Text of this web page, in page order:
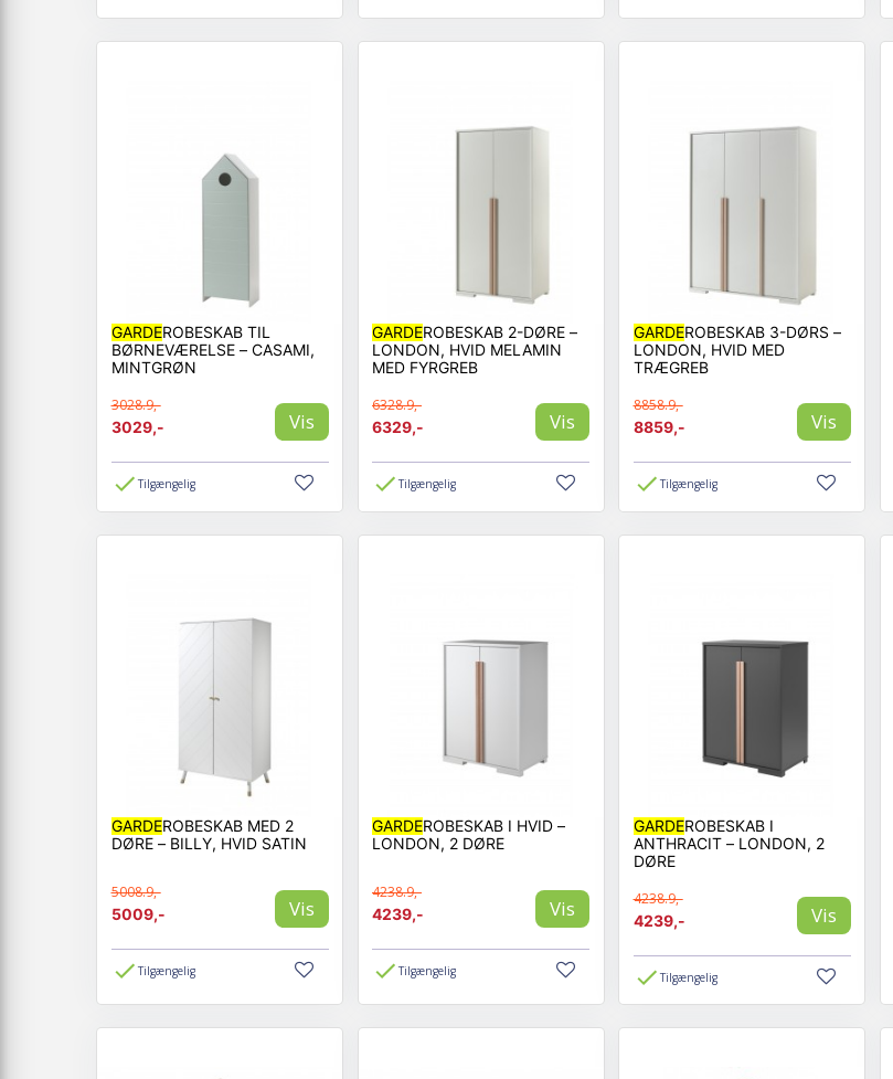
GARDEROBESKAB TIL
BØRNEVÆRELSE – CASAMI,
MINTGRØN
3028.9,-
3029,-
Vis
Tilgængelig
GARDEROBESKAB 2-DØRE –
LONDON, HVID MELAMIN
MED FYRGREB
6328.9,-
6329,-
Vis
Tilgængelig
GARDEROBESKAB 3-DØRS –
LONDON, HVID MED
TRÆGREB
8858.9,-
8859,-
Vis
Tilgængelig
GARDEROBESKAB MED 2
DØRE – BILLY, HVID SATIN
5008.9,-
5009,-
Vis
Tilgængelig
GARDEROBESKAB I HVID –
LONDON, 2 DØRE
4238.9,-
4239,-
Vis
Tilgængelig
GARDEROBESKAB I
ANTHRACIT – LONDON, 2
DØRE
4238.9,-
4239,-
Vis
Tilgængelig